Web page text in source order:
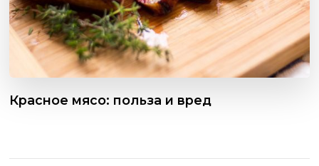
Красное мясо: польза и вред